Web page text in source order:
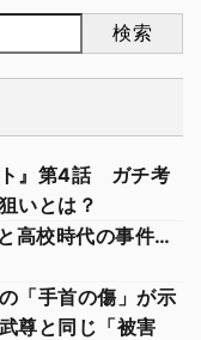
検索
ト』第4話 ガチ考
いとは？
高校時代の事件…
「手首の傷」が示
尊と同じ「被害